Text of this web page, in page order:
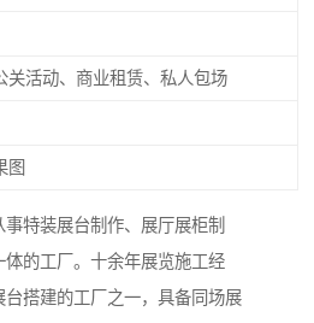
关活动、商业租赁、私人包场
图
事特装展台制作、展厅展柜制
的工厂。十余年展览施工经
搭建的工厂之一，具备同场展